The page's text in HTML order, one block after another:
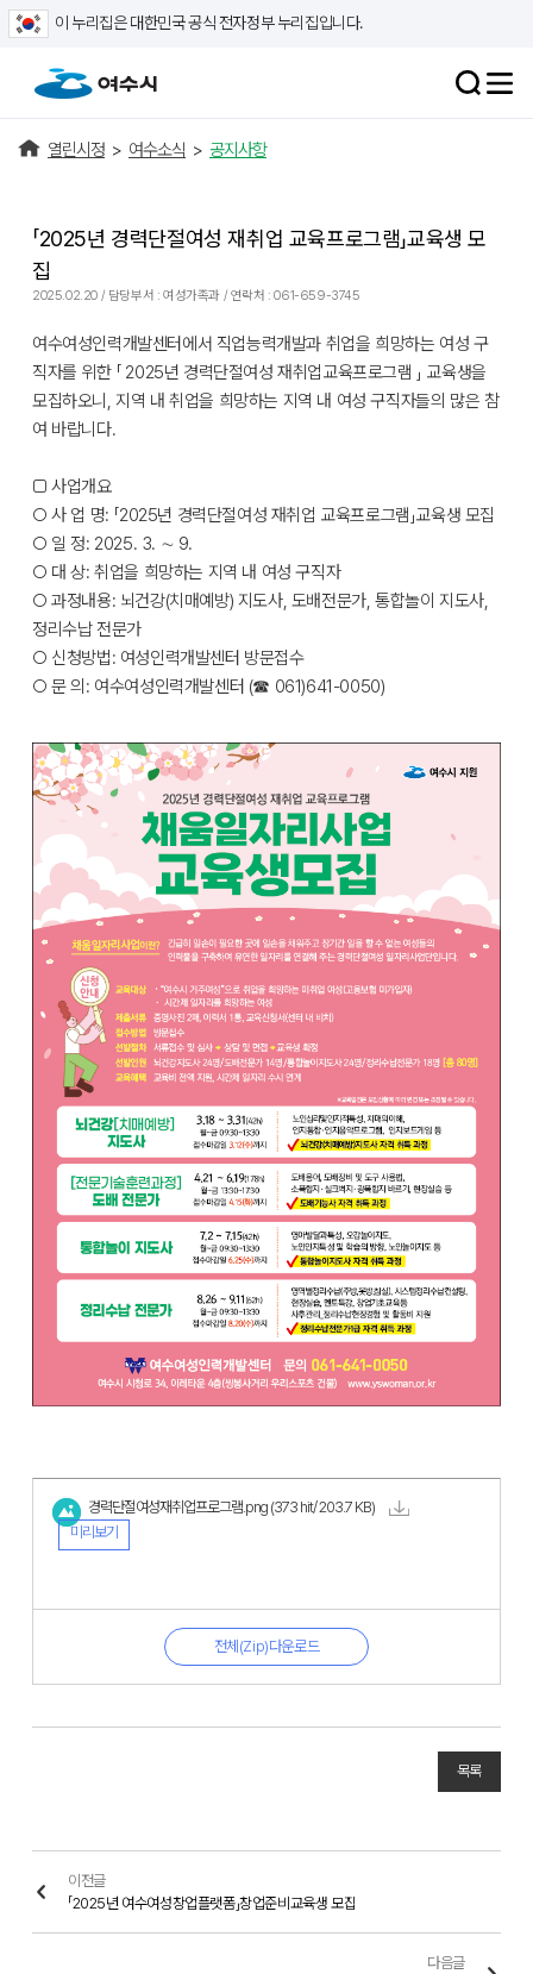
이 누리집은 대한민국 공식 전자정부 누리집입니다.
열린시정 > 여수소식 > 공지사항
「2025년 경력단절여성 재취업 교육프로그램」교육생 모
집
2025.02.20 / 담당부서 : 여성가족과 / 연락처 : 061-659-3745
여수여성인력개발센터에서 직업능력개발과 취업을 희망하는 여성 구
직자를 위한 「 2025년 경력단절여성 재취업교육프로그램 」 교육생을
모집하오니, 지역 내 취업을 희망하는 지역 내 여성 구직자들의 많은 참
여 바랍니다.
□ 사업개요
○ 사 업 명: 「2025년 경력단절여성 재취업 교육프로그램」교육생 모집
○ 일 정: 2025. 3. ∼ 9.
○ 대 상: 취업을 희망하는 지역 내 여성 구직자
○ 과정내용: 뇌건강(치매예방) 지도사, 도배전문가, 통합놀이 지도사,
정리수납 전문가
○ 신청방법: 여성인력개발센터 방문접수
○ 문 의: 여수여성인력개발센터 (☎ 061)641-0050)
경력단절여성재취업프로그램.png (373 hit/ 203.7 KB)
미리보기
전체(Zip)다운로드
목록
이전글
「2025년 여수여성창업플랫폼」창업준비교육생 모집
다음글